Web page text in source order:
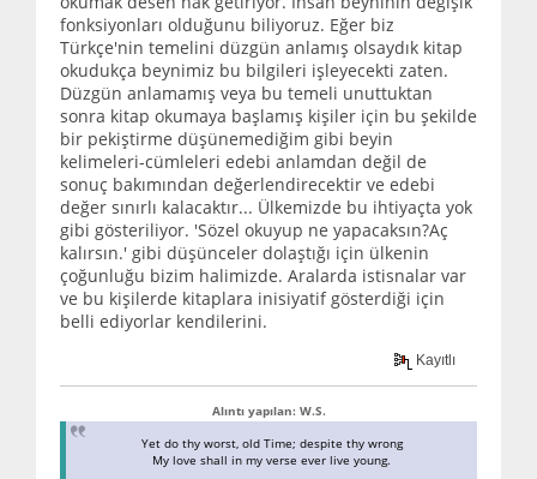
fonksiyonları olduğunu biliyoruz. Eğer biz
Türkçe'nin temelini düzgün anlamış olsaydık kitap
okudukça beynimiz bu bilgileri işleyecekti zaten.
Düzgün anlamamış veya bu temeli unuttuktan
sonra kitap okumaya başlamış kişiler için bu şekilde
bir pekiştirme düşünemediğim gibi beyin
kelimeleri-cümleleri edebi anlamdan değil de
sonuç bakımından değerlendirecektir ve edebi
değer sınırlı kalacaktır... Ülkemizde bu ihtiyaçta yok
gibi gösteriliyor. 'Sözel okuyup ne yapacaksın?Aç
kalırsın.' gibi düşünceler dolaştığı için ülkenin
çoğunluğu bizim halimizde. Aralarda istisnalar var
ve bu kişilerde kitaplara inisiyatif gösterdiği için
belli ediyorlar kendilerini.
Kayıtlı
Alıntı yapılan: W.S.
Yet do thy worst, old Time; despite thy wrong
My love shall in my verse ever live young.